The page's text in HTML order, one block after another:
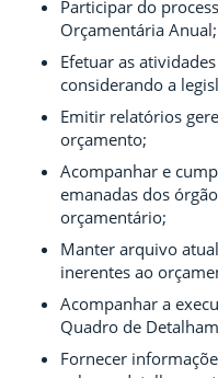
Participar do
Orçamentária Anual;
Efetuar as
considerando a
Emitir relatórios
orçamento;
Acompanhar e
emanadas dos
orçamentário;
Manter arquivo
inerentes ao
Acompanhar a
Quadro de
Fornecer